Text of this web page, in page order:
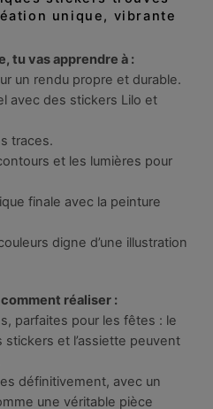
unique, vibrante
tu vas apprendre à :
un rendu propre et durable.
avec des stickers Lilo et
traces.
et les lumières pour
finale avec la peinture
digne d’une illustration
réaliser :
parfaites pour les fêtes : le
stickers et l’assiette peuvent
définitivement, avec un
une véritable pièce